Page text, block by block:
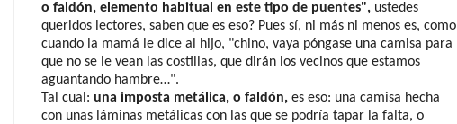
o faldón, elemento habitual en este tipo de puentes", ustedes
queridos lectores, saben que es eso? Pues sí, ni más ni menos es, como
cuando la mamá le dice al hijo, "chino, vaya póngase una camisa para
que no se le vean las costillas, que dirán los vecinos que estamos
aguantando hambre…".
Tal cual: una imposta metálica, o faldón, es eso: una camisa hecha
con unas láminas metálicas con las que se podría tapar la falta, o